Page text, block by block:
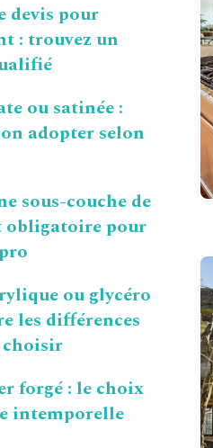
devis pour
: trouvez un
ou satinée :
adopter selon
sous-couche de
obligatoire pour
ou glycéro
les différences
forgé : le choix
intemporelle